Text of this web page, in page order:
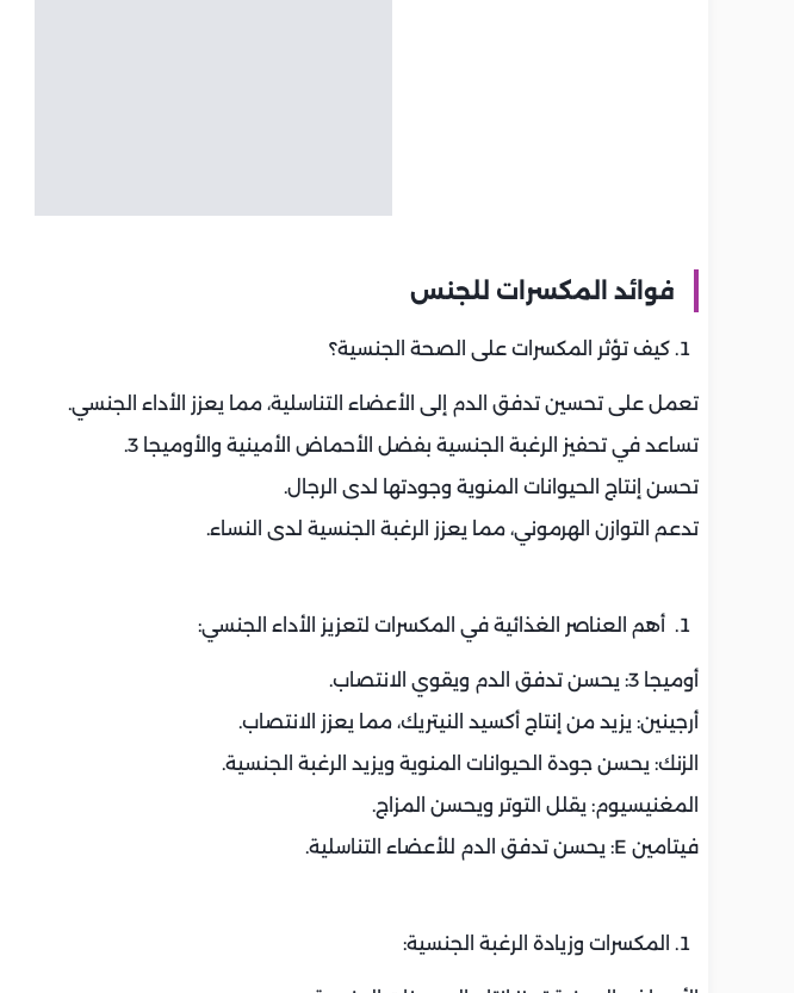
فوائد المكسرات للجنس
كيف تؤثر المكسرات على الصحة الجنسية؟
تعمل على تحسين تدفق الدم إلى الأعضاء التناسلية، مما يعزز الأداء الجنسي.
تساعد في تحفيز الرغبة الجنسية بفضل الأحماض الأمينية والأوميجا 3.
تحسن إنتاج الحيوانات المنوية وجودتها لدى الرجال.
تدعم التوازن الهرموني، مما يعزز الرغبة الجنسية لدى النساء.
أهم العناصر الغذائية في المكسرات لتعزيز الأداء الجنسي:
أوميجا 3: يحسن تدفق الدم ويقوي الانتصاب.
أرجينين: يزيد من إنتاج أكسيد النيتريك، مما يعزز الانتصاب.
الزنك: يحسن جودة الحيوانات المنوية ويزيد الرغبة الجنسية.
المغنيسيوم: يقلل التوتر ويحسن المزاج.
فيتامين E: يحسن تدفق الدم للأعضاء التناسلية.
المكسرات وزيادة الرغبة الجنسية: